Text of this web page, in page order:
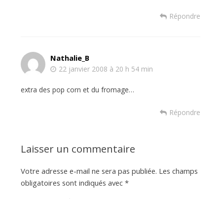
Répondre
Nathalie_B
22 janvier 2008 à 20 h 54 min
extra des pop corn et du fromage…
Répondre
Laisser un commentaire
Votre adresse e-mail ne sera pas publiée. Les champs
obligatoires sont indiqués avec *